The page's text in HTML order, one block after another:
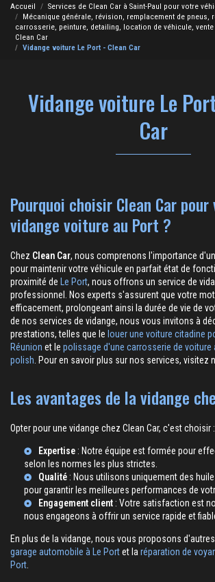
Accueil
Services de Clean Car à Saint-Paul pour votre
Mécanique générale, révision, remplacement de pneus,
carrosserie, peinture, detailing, location de véhicule,
Clean Car
Vidange voiture Le Port - Clean Car
Vidange voiture Le
Car
Pourquoi choisir Clean Car
vidange voiture au Port ?
Chez Clean Car, nous comprenons l'importance
pour maintenir votre véhicule en parfait état de
proximité de
Le Port, nous offrons un service de
professionnel. Nos experts s'assurent que votre
efficacement, prolongeant ainsi la durée de vie de
de nos services de vidange, nous vous invitons à
prestations, telles que le louer une voiture citadine
Réunion et le polissage d'une carrosserie de voiture
polish . Pour en savoir plus sur nos services, visitez
Les avantages de la vidange
Opter pour une vidange chez Clean Car, c'est choisir :
Expertise : Notre équipe est formée pour
selon les normes les plus strictes.
Qualité : Nous utilisons uniquement des
pour garantir les meilleures performances de
Engagement client : Votre satisfaction est
nous engageons à offrir un service rapide et
En plus de la vidange, nous vous proposons
garage automobile à Le Portet la réparation de
Port